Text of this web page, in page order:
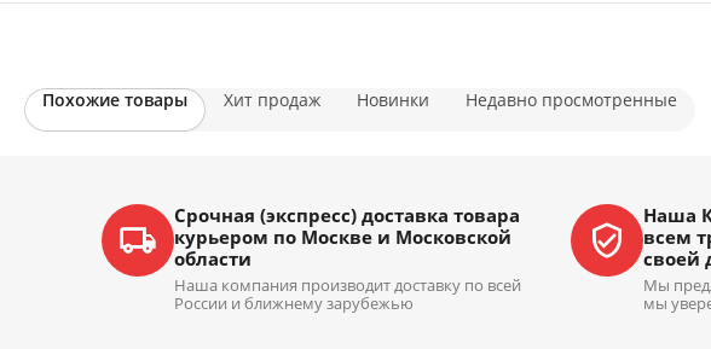
Похожие товары Хит продаж Новинки Недавно просмотренные
Срочная (экспресс) доставка товара
курьером по Москве и Московской
области
Наша компания производит доставку по всей
России и ближнему зарубежью
Наша
всем
своей
Мы
мы